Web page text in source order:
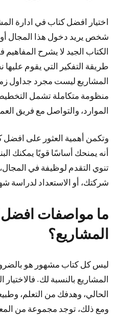
اختيار افضل كتاب في ادارة
شخص يريد دخول هذا المجال أو
الكتاب الجيد لا يشرح
طريقة التفكير التي يقوم عليها
المشاريع ليست مجرد جداول
منظومة متكاملة تشمل
الموارد، والتواصل مع فريق
وتكمن أهمية العثور على افضل
أنه يمنحك أساسًا قويًا يمكنك
تنوي التقدم لوظيفة في
شركتك، أو الاستعداد لدراسة
ما مواصفات افضل
المشاريع؟
ليس كل كتاب مشهور هو
المشاريع بالنسبة لك.
الحالي، وهدفك من التعلم،
ومع ذلك، توجد مجموعة من